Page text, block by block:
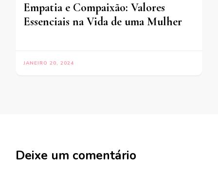
Empatia e Compaixão: Valores
Essenciais na Vida de uma Mulher
JANEIRO 20, 2024
Deixe um comentário